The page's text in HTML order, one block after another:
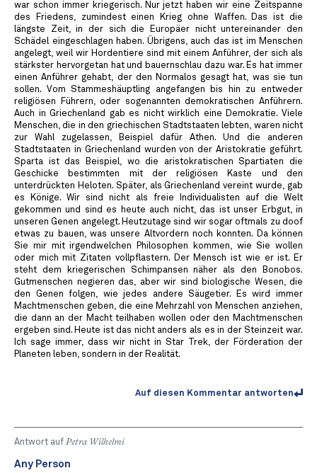
war schon immer kriegerisch. Nur jetzt haben wir eine Zeitspanne
des Friedens, zumindest einen Krieg ohne Waffen. Das ist die
längste Zeit, in der sich die Europäer nicht untereinander den
Schädel eingeschlagen haben. Übrigens, auch das ist im Menschen
angelegt, weil wir Hordentiere sind mit einem Anführer, der sich als
stärkster hervorgetan hat und bauernschlau dazu war. Es hat immer
einen Anführer gehabt, der den Normalos gesagt hat, was sie tun
sollen. Vom Stammeshäuptling angefangen bis hin zu entweder
religiösen Führern, oder sogenannten demokratischen Anführern.
Auch in Griechenland gab es nicht wirklich eine Demokratie. Viele
Menschen, die in den griechischen Stadtstaaten lebten, waren nicht
zur Wahl zugelassen, Beispiel dafür Athen. Und die anderen
Stadtstaaten in Griechenland wurden von der Aristokratie geführt.
Sparta ist das Beispiel, wo die aristokratischen Spartiaten die
Geschicke bestimmten mit der religiösen Kaste und den
unterdrückten Heloten. Später, als Griechenland vereint wurde, gab
es Könige. Wir sind nicht als freie Individualisten auf die Welt
gekommen und sind es heute auch nicht, das ist unser Erbgut, in
unseren Genen angelegt. Heutzutage sind wir sogar oftmals zu doof
etwas zu bauen, was unsere Altvordern noch konnten. Da können
Sie mir mit irgendwelchen Philosophen kommen, wie Sie wollen
oder mich mit Zitaten vollpflastern. Der Mensch ist wie er ist. Er
steht dem kriegerischen Schimpansen näher als den Bonobos.
Gutmenschen negieren das, aber wir sind biologische Wesen, die
den Genen folgen, wie jedes andere Säugetier. Es wird immer
Machtmenschen geben, die eine Mehrzahl von Menschen anziehen,
die dann an der Macht teilhaben wollen oder den Machtmenschen
ergeben sind. Heute ist das nicht anders als es in der Steinzeit war.
Ich sage immer, dass wir nicht in Star Trek, der Förderation der
Planeten leben, sondern in der Realität.
Auf diesen Kommentar antworten
Antwort auf Petra Wilhelmi
Any Person